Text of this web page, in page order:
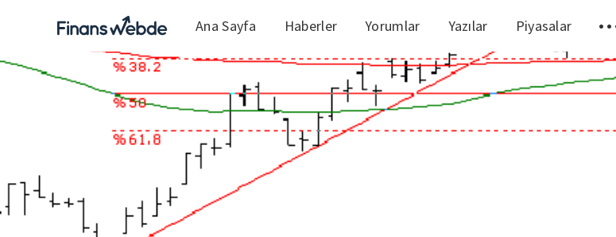
Ana Sayfa Haberler Yorumlar Yazılar Piyasalar